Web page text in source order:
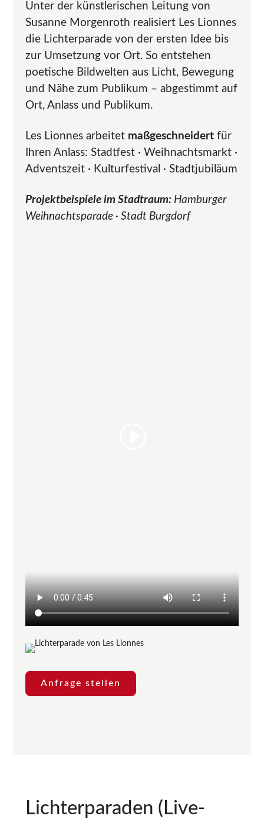
Unter der künstlerischen Leitung von
Susanne Morgenroth realisiert Les Lionnes
die Lichterparade von der ersten Idee bis
zur Umsetzung vor Ort. So entstehen
poetische Bildwelten aus Licht, Bewegung
und Nähe zum Publikum – abgestimmt auf
Ort, Anlass und Publikum.
Les Lionnes arbeitet maßgeschneidertfür
Ihren Anlass: Stadtfest · Weihnachtsmarkt ·
Adventszeit · Kulturfestival · Stadtjubiläum
Projektbeispiele im Stadtraum: Hamburger
Weihnachtsparade · Stadt Burgdorf
Anfrage stellen
Lichterparaden (Live-